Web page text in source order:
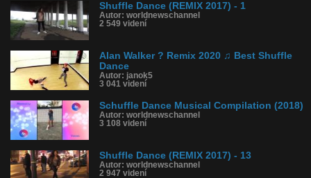
Shuffle Dance (REMIX 2017) - 1
Autor: worldnewschannel
2 549 videní
Alan Walker ? Remix 2020 ♫ Best Shuffle
Dance
Autor: janok5
3 041 videní
Schuffle Dance Musical Compilation (2018)
Autor: worldnewschannel
3 108 videní
Shuffle Dance (REMIX 2017) - 13
Autor: worldnewschannel
2 947 videní